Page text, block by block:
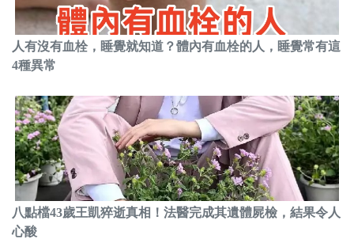
人有沒有血栓，睡覺就知道？體內有血栓的人，睡覺常有這
4種異常
八點檔43歲王凱猝逝真相！法醫完成其遺體屍檢，結果令人
心酸